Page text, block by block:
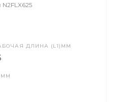
N2FLX625
ДЛИНА (L1)ММ